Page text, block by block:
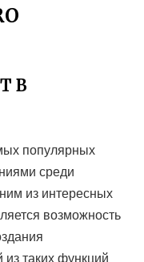
В
популярных
среди
из интересных
возможность
таких функций